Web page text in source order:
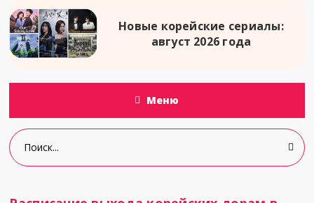
Новые корейские сериалы:
август 2026 года
Меню